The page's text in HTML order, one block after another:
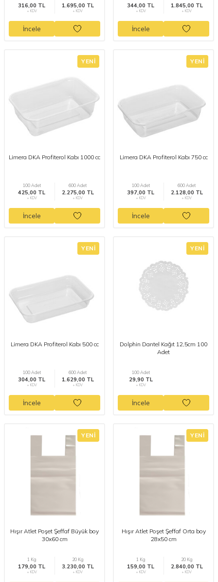
316,00 TL
+ KDV
1.695,00 TL
+ KDV
İncele
344,00 TL
+ KDV
1.845,00 TL
+ KDV
İncele
YENI
Limera DKA Profiterol Kabı 1000 cc
100 Adet
425,00 TL
+ KDV
600 Adet
2.275,00 TL
+ KDV
İncele
YENI
Limera DKA Profiterol Kabı 750 cc
100 Adet
397,00 TL
+ KDV
600 Adet
2.128,00 TL
+ KDV
İncele
YENI
Limera DKA Profiterol Kabı 500 cc
100 Adet
304,00 TL
+ KDV
600 Adet
1.629,00 TL
+ KDV
İncele
YENI
Dolphin Dantel Kağıt 12,5cm 100
Adet
100 Adet
29,90 TL
+ KDV
İncele
YENI
Hışır Atlet Poşet Şeffaf Büyük boy
30x60 cm
1 Kg
179,00 TL
+ KDV
20 Kg
3.230,00 TL
+ KDV
YENI
Hışır Atlet Poşet Şeffaf Orta boy
28x50 cm
1 Kg
159,00 TL
+ KDV
20 Kg
2.840,00 TL
+ KDV